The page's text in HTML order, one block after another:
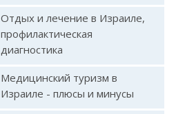
Отдых и лечение в Израиле,
профилактическая
диагностика
Медицинский туризм в
Израиле - плюсы и минусы